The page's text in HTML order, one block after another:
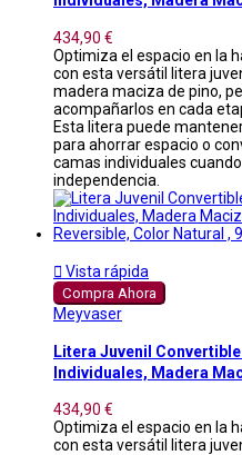
434,90 €
Optimiza el espacio en la
con esta versátil litera
madera maciza de pino,
acompañarlos en cada
Esta litera puede
para ahorrar espacio o
camas individuales
independencia.
 Vista rápida
Compra Ahora
Meyvaser
Litera Juvenil
Individuales, Madera
434,90 €
Optimiza el espacio en la
con esta versátil litera